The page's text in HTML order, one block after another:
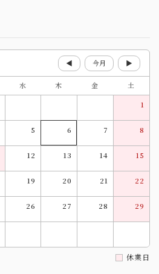
◀ 今月 ▶
水 木 金
土
1
5 6 7 8
12 13 14 15
19 20 21 22
26 27 28 29
休業日